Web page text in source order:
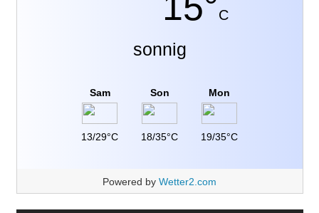
C
sonnig
Sam
13/29°C
Son
18/35°C
Mon
19/35°C
Powered by Wetter2.com